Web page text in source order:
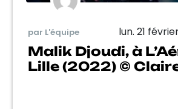
par L'équipe lun. 21
Malik Djoudi, à
Lille (2022) ©